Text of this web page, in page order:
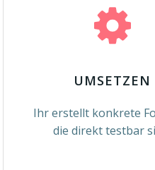
UMSETZEN
Ihr erstellt konkrete
die direkt testbar